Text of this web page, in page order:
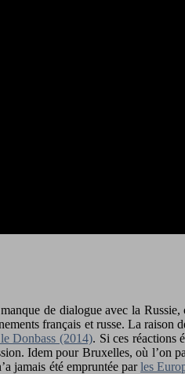
de dialogue avec la
français et russe. La raison
Donbass (2014). Si ces réactions
Idem pour Bruxelles, où l’on
jamais été empruntée parles